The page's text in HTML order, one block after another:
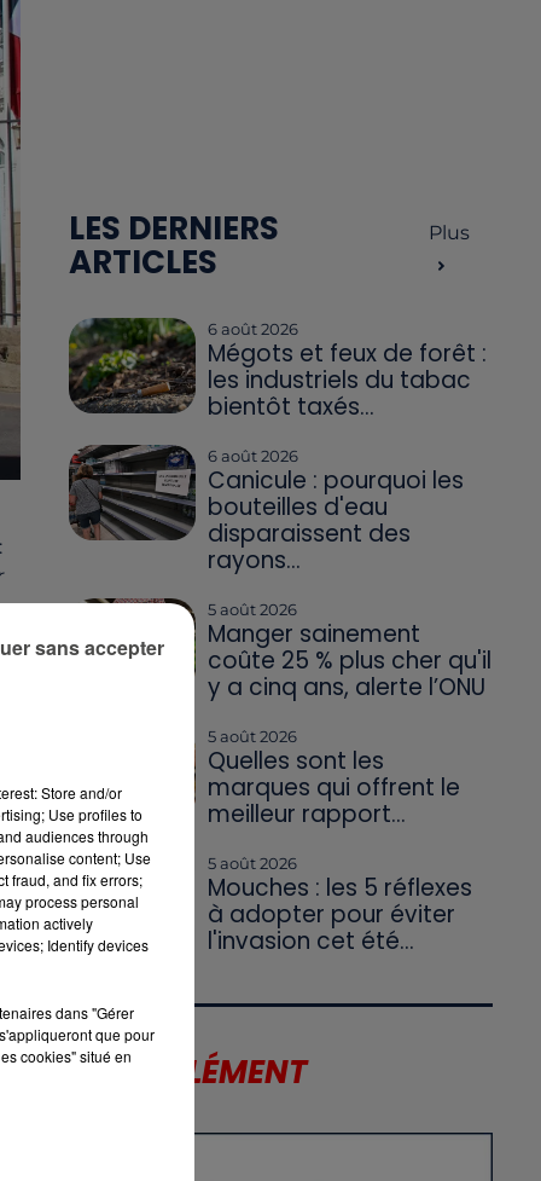
LES DERNIERS
ARTICLES
Plus
6 août 2026
Mégots et feux de forêt :
les industriels du tabac
bientôt taxés...
6 août 2026
Canicule : pourquoi les
bouteilles d'eau
disparaissent des
rayons...
5 août 2026
Manger sainement
coûte 25 % plus cher qu'il
y a cinq ans, alerte l’ONU
5 août 2026
Quelles sont les
marques qui offrent le
meilleur rapport...
5 août 2026
Mouches : les 5 réflexes
à adopter pour éviter
l'invasion cet été...
LE SUPPLÉMENT
Store and/or
Use profiles to
audiences through
content; Use
fraud, and fix errors;
process personal
actively
Identify devices
dans "Gérer
que pour
cookies" situé en
sans accepter